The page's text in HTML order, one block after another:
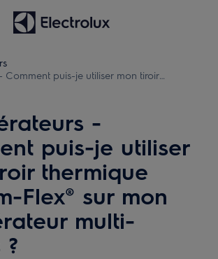
Comment puis-je utiliser mon tiroir
-
puis-je utiliser
thermique
Flex® sur mon
multi-